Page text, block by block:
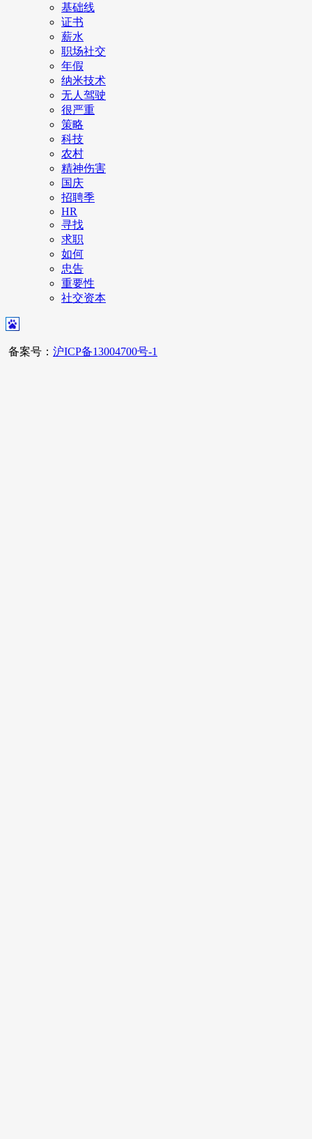
基础线
证书
薪水
职场社交
年假
纳米技术
无人驾驶
很严重
策略
科技
农村
精神伤害
国庆
招聘季
HR
寻找
求职
如何
忠告
重要性
社交资本
备案号： 沪ICP备13004700号-1